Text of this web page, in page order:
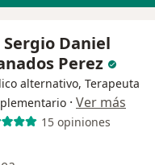
Sergio Daniel
Perez
alternativo, Terapeuta
· Ver más
15 opiniones